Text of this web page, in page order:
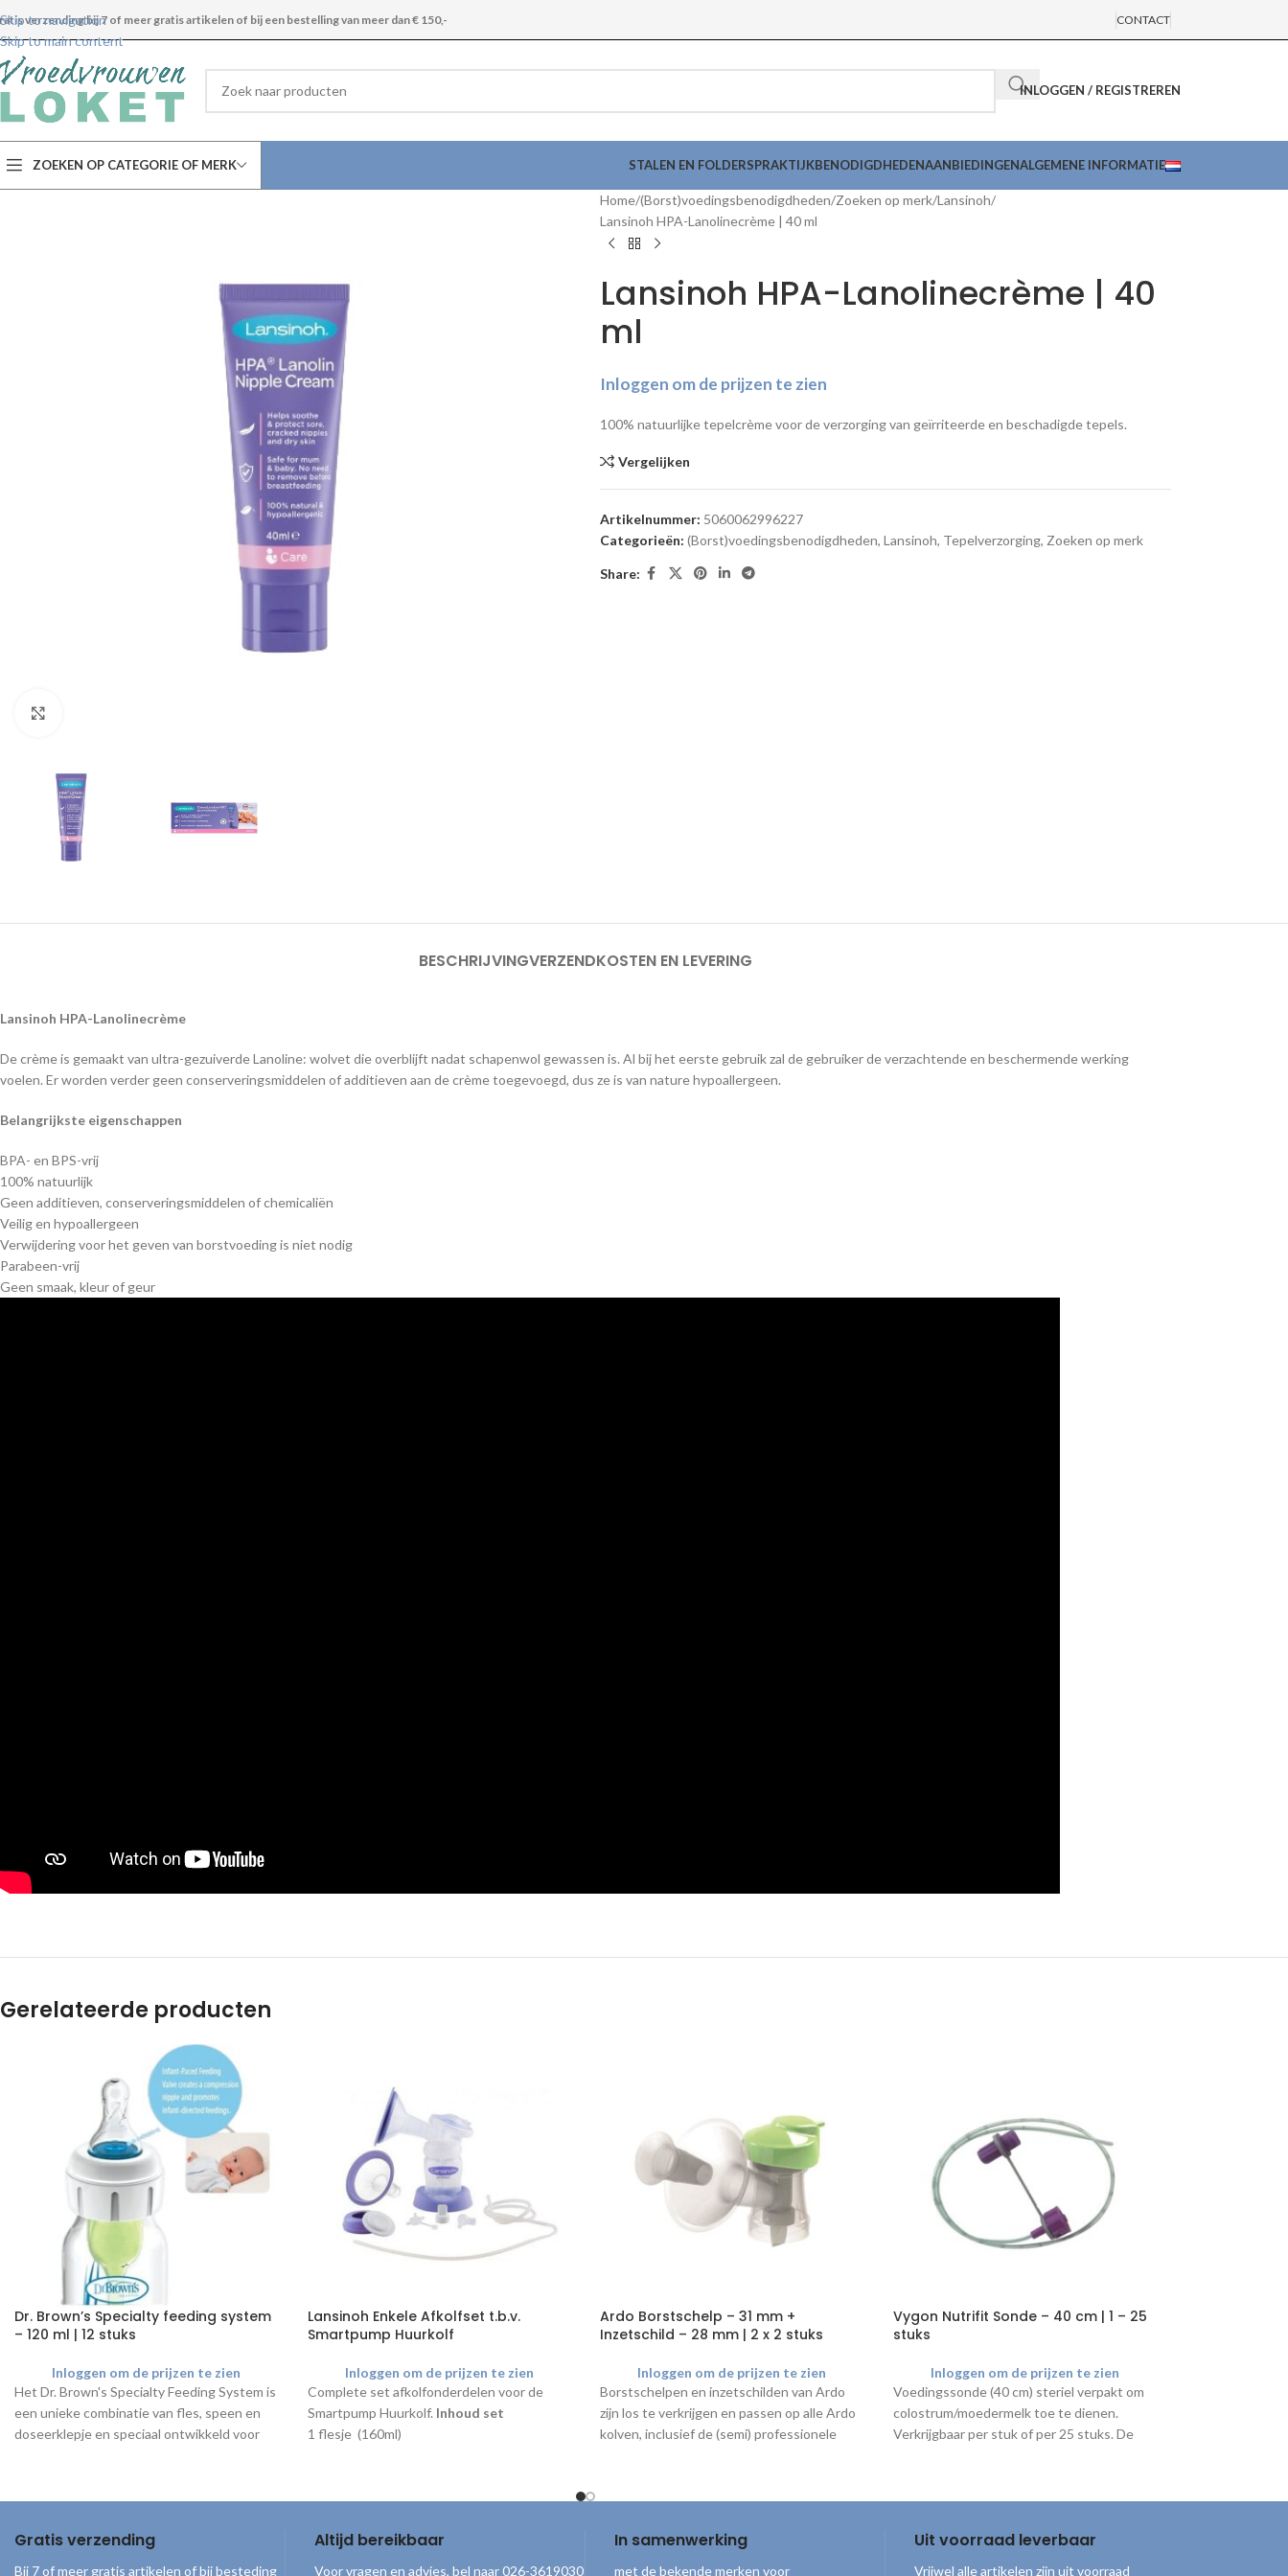
Skip to navigation
Skip to main content
verzending bij 7 of meer gratis artikelen of bij een bestelling van meer dan € 150,- CONTACT
INLOGGEN / REGISTREREN
ZOEKEN OP CATEGORIE OF MERK STALEN EN FOLDERSPRAKTIJKBENODIGDHEDENAANBIEDINGENALGEMENE INFORMATIE
Home (Borst)voedingsbenodigdheden Zoeken op merk Lansinoh
Lansinoh HPA-Lanolinecrème | 40 ml
Lansinoh HPA-Lanolinecrème | 40
ml
Inloggen om de prijzen te zien
100% natuurlijke tepelcrème voor de verzorging van geïrriteerde en beschadigde tepels.
Vergelijken
Artikelnummer: 5060062996227
Categorieën: (Borst)voedingsbenodigdheden, Lansinoh, Tepelverzorging, Zoeken op merk
Share:
BESCHRIJVINGVERZENDKOSTEN EN LEVERING
Lansinoh HPA-Lanolinecrème
De crème is gemaakt van ultra-gezuiverde Lanoline: wolvet die overblijft nadat schapenwol gewassen is. Al bij het eerste gebruik zal de gebruiker de verzachtende en beschermende werking
voelen. Er worden verder geen conserveringsmiddelen of additieven aan de crème toegevoegd, dus ze is van nature hypoallergeen.
Belangrijkste eigenschappen
BPA- en BPS-vrij
100% natuurlijk
Geen additieven, conserveringsmiddelen of chemicaliën
Veilig en hypoallergeen
Verwijdering voor het geven van borstvoeding is niet nodig
Parabeen-vrij
Geen smaak, kleur of geur
Gerelateerde producten
Dr. Brown’s Specialty feeding system
– 120 ml | 12 stuks
Inloggen om de prijzen te zien
Het Dr. Brown's Specialty Feeding System is
een unieke combinatie van fles, speen en
doseerklepje en speciaal ontwikkeld voor
De Dr. Brown's Specialty Feeding
onderdelen geleverd!
Inhoud
Lansinoh Enkele Afkolfset t.b.v.
Smartpump Huurkolf
Inloggen om de prijzen te zien
Complete set afkolfonderdelen voor de
Smartpump Huurkolf. Inhoud set
1 flesje (160ml)
1 borstschild 30,5 mm
membraan en membraanafdekking)
Ardo Borstschelp – 31 mm +
Inzetschild – 28 mm | 2 x 2 stuks
Inloggen om de prijzen te zien
Borstschelpen en inzetschilden van Ardo
zijn los te verkrijgen en passen op alle Ardo
kolven, inclusief de (semi) professionele
Vygon Nutrifit Sonde – 40 cm | 1 – 25
stuks
Inloggen om de prijzen te zien
Voedingssonde (40 cm) steriel verpakt om
colostrum/moedermelk toe te dienen.
Verkrijgbaar per stuk of per 25 stuks. De
x maat M/L en
Gratis verzending
Bij 7 of meer gratis artikelen of bij besteding
Altijd bereikbaar
Voor vragen en advies, bel naar 026-3619030
In samenwerking
met de bekende merken voor
Uit voorraad leverbaar
Vrijwel alle artikelen zijn uit voorraad